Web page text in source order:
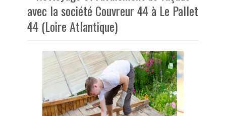
avec la société Couvreur 44 à Le Pallet
44 (Loire Atlantique)